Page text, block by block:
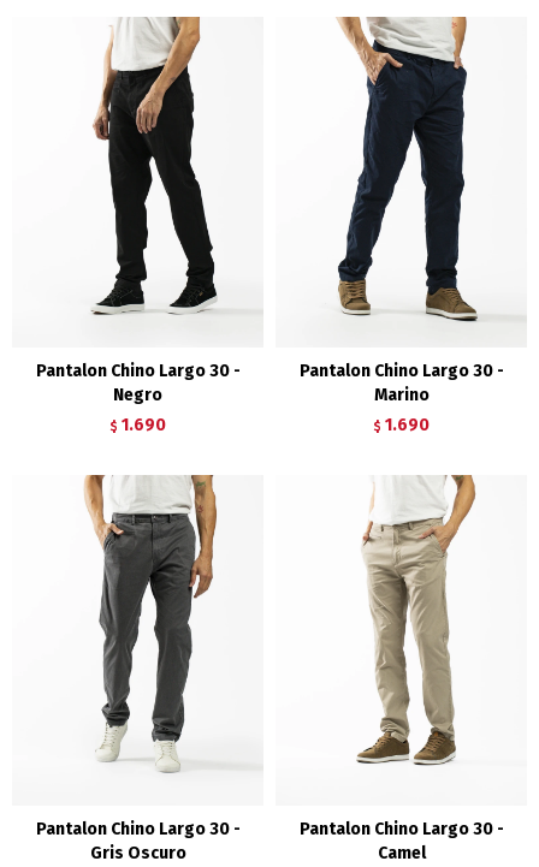
Pantalon Chino Largo 30 -
Negro
$ 1.690
Pantalon Chino Largo 30 -
Marino
$ 1.690
Pantalon Chino Largo 30 -
Gris Oscuro
Pantalon Chino Largo 30 -
Camel